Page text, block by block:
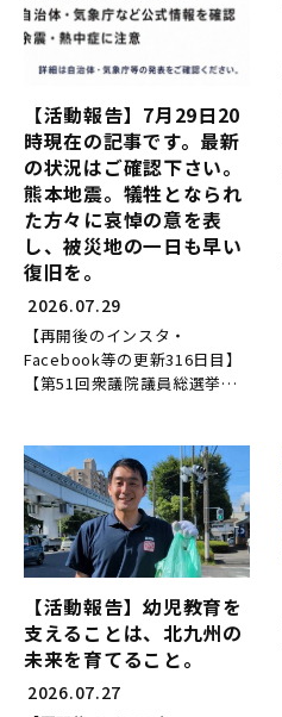
【活動報告】7月29日20
時現在の記事です。最新
の状況はご確認下さい。
熊本地震。犠牲となられ
た方々に哀悼の意を表
し、被災地の一日も早い
復旧を。
2026.07.29
【再開後のインスタ・
Facebook等の更新316日目】
【第51回衆議院議員総選挙当
（水）。 ...
【活動報告】幼児教育を
支えることは、北九州の
未来を育てること。
2026.07.27